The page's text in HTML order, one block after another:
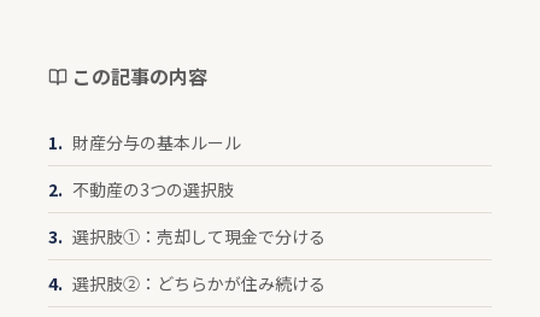
この記事の内容
財産分与の基本ルール
不動産の3つの選択肢
選択肢①：売却して現金で分ける
選択肢②：どちらかが住み続ける